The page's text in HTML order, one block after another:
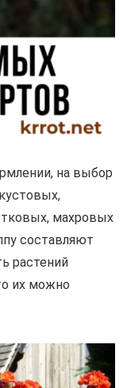
на выбор
махровых
составляют
растений
их можно